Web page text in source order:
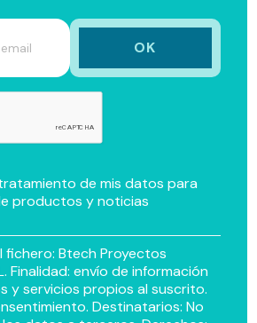
de mis datos para
productos y noticias
fichero: Btech Proyectos
Finalidad: envío de información
y servicios propios al suscrito.
Destinatarios: No